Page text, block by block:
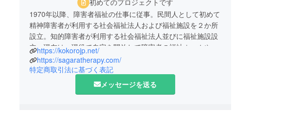
初めてのプロジェクトです
1970年以降、障害者福祉の仕事に従事。民間人として初めて
精神障害者が利用する社会福祉法人および福祉施設を２か所
設立。知的障害者が利用する社会福祉法人並びに福祉施設設
立。現在は、現役で自宅を開放して障害者の福祉ホームや通
所施設を開設。
1949年、9人兄弟の5男として誕生。
兄のうつが原因で家族が苦しむ。これをきっかけに中学３年
https://kokorojp.net/
https://sagaratherapy.com/
特定商取引法に基づく表記
メッセージを送る